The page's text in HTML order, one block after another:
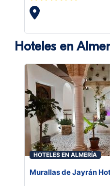
Hoteles en
HOTELES EN ALMERÍA
Murallas de Jayrán